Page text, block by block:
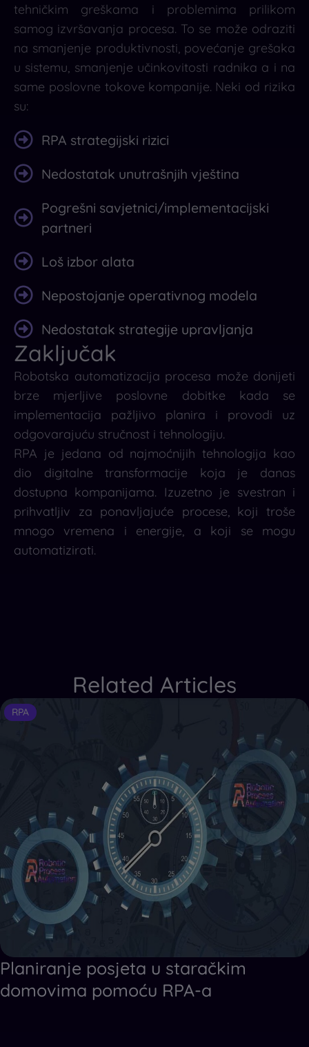
tehničkim greškama i problemima prilikom
samog izvršavanja procesa. To se može odraziti
na smanjenje produktivnosti, povećanje grešaka
u sistemu, smanjenje učinkovitosti radnika a i na
same poslovne tokove kompanije. Neki od rizika
su:
RPA strategijski rizici
Nedostatak unutrašnjih vještina
Pogrešni savjetnici/implementacijski
partneri
Loš izbor alata
Nepostojanje operativnog modela
Nedostatak strategije upravljanja
Zaključak
Robotska automatizacija procesa može donijeti
brze mjerljive poslovne dobitke kada se
implementacija pažljivo planira i provodi uz
odgovarajuću stručnost i tehnologiju.
RPA je jedana od najmoćnijih tehnologija kao
dio digitalne transformacije koja je danas
dostupna kompanijama. Izuzetno je svestran i
prihvatljiv za ponavljajuće procese, koji troše
mnogo vremena i energije, a koji se mogu
automatizirati.
Related Articles
RPA
Planiranje posjeta u staračkim
domovima pomoću RPA-a